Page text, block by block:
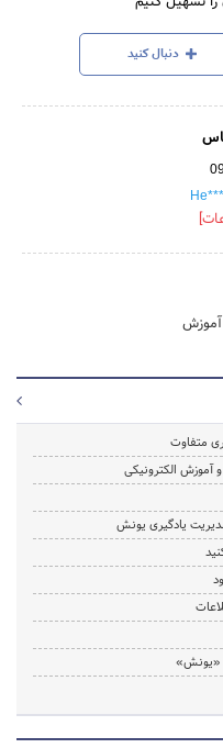
دنبال کنید
متفاوت
آموزش الکترونیکی
یادگیری یونش
«یونش»